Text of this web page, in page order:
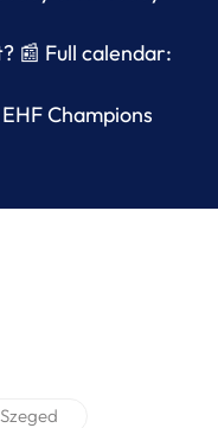
📰 Full calendar:
Champions